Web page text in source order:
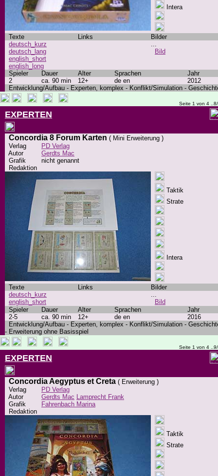
Intera
Texte Links
Bilder
deutsch_kurz
deutsch_lang
english_short
english_long
...
Bild
Spieler Dauer Alter Sprachen
Jahr
2
ca. 90 min 12+ de en
2012
Entwicklung/Aufbau - Experten, komplex - Konflikt/Simulation -
Seite 1 von 4
EXPERTEN
Concordia 8 Forum Karten ( Mini Erweiterung )
Verlag
PD Verlag
Autor
Gerdts Mac
Grafik
nicht genannt
Redaktion
Taktik
Strate
Intera
Texte Links
Bilder
deutsch_kurz
english_short
...
Bild
Spieler
Dauer Alter Sprachen
Jahr
2-5
ca. 90 min 12+ de en
2016
Entwicklung/Aufbau - Experten, komplex - Konflikt/Simulation -
- Erweiterung ohne Basisspiel
Seite 1 von 4
EXPERTEN
Concordia Aegyptus et Creta ( Erweiterung )
Verlag
PD Verlag
Autor
Gerdts Mac Lamprecht Frank
Grafik
Fahrenbach Marina
Redaktion
Taktik
Strate